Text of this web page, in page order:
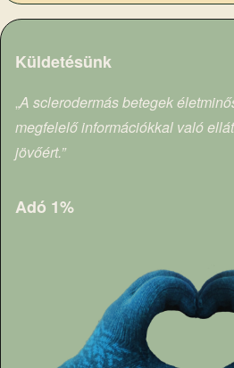
Küldetésünk
„A sclerodermás betegek
megfelelő információkkal való
jövőért.”
Adó 1%